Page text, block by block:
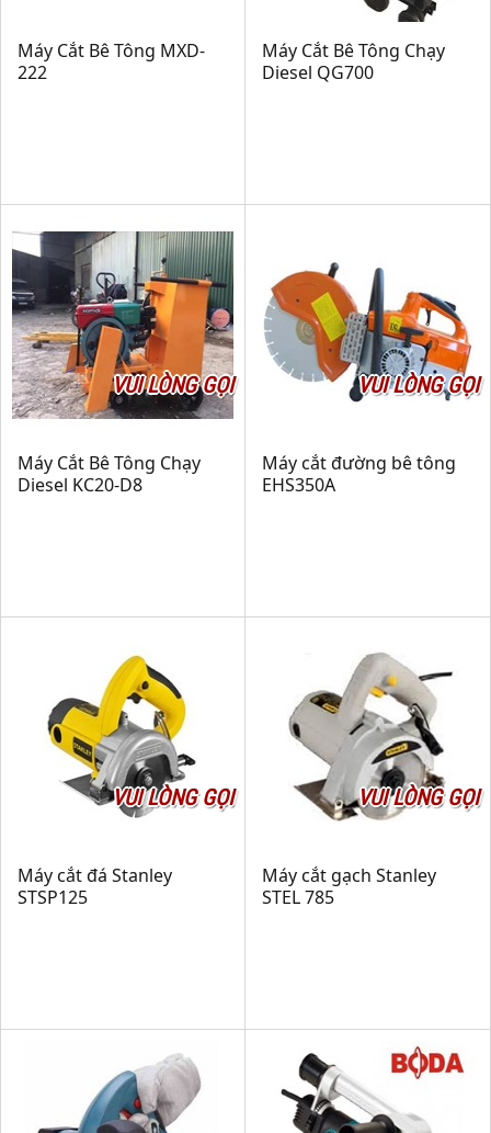
Máy Cắt Bê Tông MXD-
222
Máy Cắt Bê Tông Chạy
Diesel QG700
VUI LÒNG GỌI
Máy Cắt Bê Tông Chạy
Diesel KC20-D8
VUI LÒNG GỌI
Máy cắt đường bê tông
EHS350A
VUI LÒNG GỌI
Máy cắt đá Stanley
STSP125
VUI LÒNG GỌI
Máy cắt gạch Stanley
STEL 785